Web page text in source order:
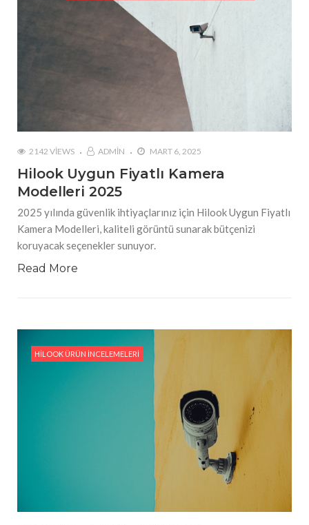
2142 VIEWS ADMIN MART 6, 2025
Hilook Uygun Fiyatlı Kamera
Modelleri 2025
2025 yılında güvenlik ihtiyaçlarınız için Hilook Uygun Fiyatlı
Kamera Modelleri, kaliteli görüntü sunarak bütçenizi
koruyacak seçenekler sunuyor.
Read More
HILOOK ÜRÜN İNCELEMELERI